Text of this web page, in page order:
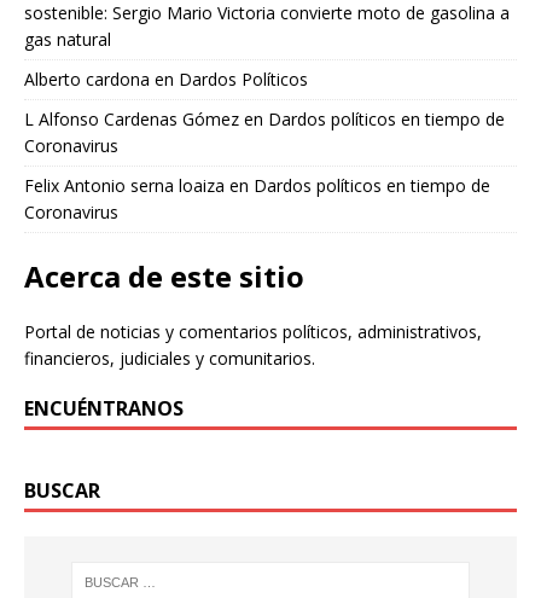
sostenible: Sergio Mario Victoria convierte moto de gasolina a
gas natural
Alberto cardona en Dardos Políticos
L Alfonso Cardenas Gómez en Dardos políticos en tiempo de
Coronavirus
Felix Antonio serna loaiza en Dardos políticos en tiempo de
Coronavirus
Acerca de este sitio
Portal de noticias y comentarios políticos, administrativos,
financieros, judiciales y comunitarios.
ENCUÉNTRANOS
BUSCAR